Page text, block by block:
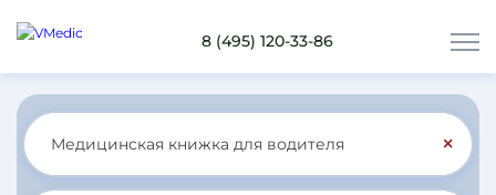
8 (495) 120-33-86
×